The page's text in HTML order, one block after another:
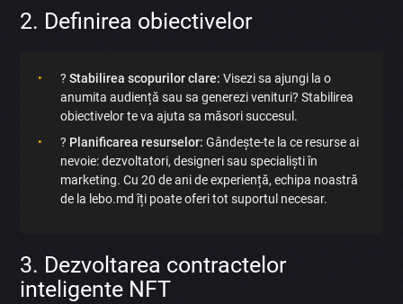
2. Definirea obiectivelor
?Stabilirea scopurilor clare: Visezi sa ajungi la o
anumita audiență sau sa generezi venituri? Stabilirea
obiectivelor te va ajuta sa măsori succesul.
?️ Planificarea resurselor: Gândește-te la ce resurse ai
nevoie: dezvoltatori, designeri sau specialiști în
marketing. Cu 20 de ani de experiență, echipa noastră
de la lebo.md îți poate oferi tot suportul necesar.
3. Dezvoltarea contractelor
inteligente NFT